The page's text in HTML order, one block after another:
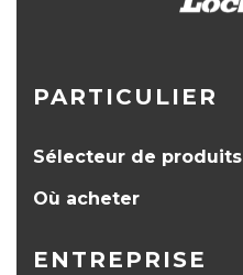
PARTICULIER
Sélecteur de produits
Où acheter
ENTREPRISE